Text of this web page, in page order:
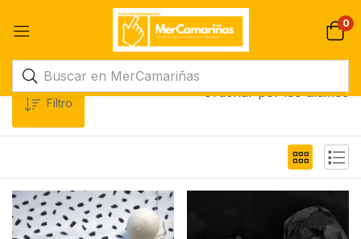
0
Filtro
Ordenar por los últimos